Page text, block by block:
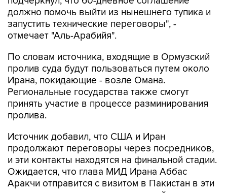
должно помочь выйти из нынешнего тупика и
запустить технические переговоры", -
отмечает "Аль-Арабийя".
По словам источника, входящие в Ормузский
пролив суда будут пользоваться путем около
Ирана, покидающие - возле Омана.
Региональные государства также смогут
принять участие в процессе разминирования
пролива.
Источник добавил, что США и Иран
продолжают переговоры через посредников,
и эти контакты находятся на финальной стадии.
Ожидается, что глава МИД Ирана Аббас
Аракчи отправится с визитом в Пакистан в эти